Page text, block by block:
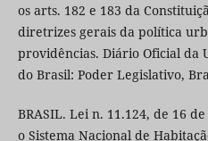
os arts. 182 e 183 da
diretrizes gerais da política
providências. Diário Oficial da
do Brasil: Poder Legislativo,
BRASIL. Lei n. 11.124, de 16
o Sistema Nacional de